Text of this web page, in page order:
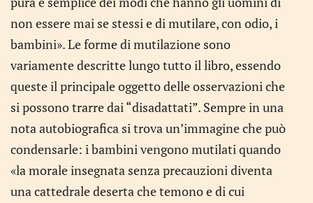
non essere mai se stessi e di mutilare, con odio, i
bambini». Le forme di mutilazione sono
variamente descritte lungo tutto il libro, essendo
queste il principale oggetto delle osservazioni che
si possono trarre dai “disadattati”. Sempre in una
nota autobiografica si trova un’immagine che può
condensarle: i bambini vengono mutilati quando
«la morale insegnata senza precauzioni diventa
una cattedrale deserta che temono e di cui